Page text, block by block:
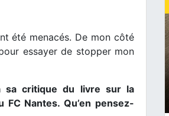
été menacés. De mon côté
essayer de stopper mon
sa critique du livre sur la
Nantes. Qu’en pensez-